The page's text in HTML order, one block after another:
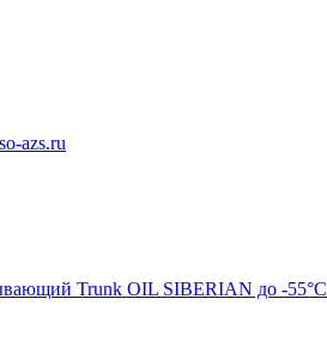
azs.ru
Trunk OIL SIBERIAN до -55°C